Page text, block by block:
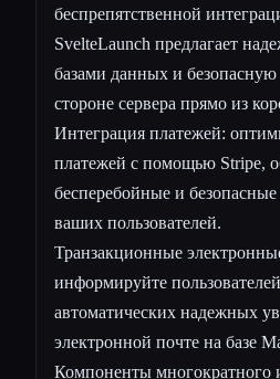
беспрепятственной
SvelteLaunch предлагает
базами данных и
стороне сервера прямо из
Интеграция платежей:
платежей с помощью Stripe,
бесперебойные и
ваших пользователей.
Транзакционные
информируйте
автоматических надежных
электронной почте на базе
Компоненты многократного